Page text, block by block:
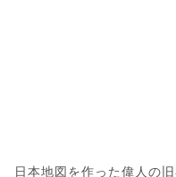
日本地図を作った偉人の